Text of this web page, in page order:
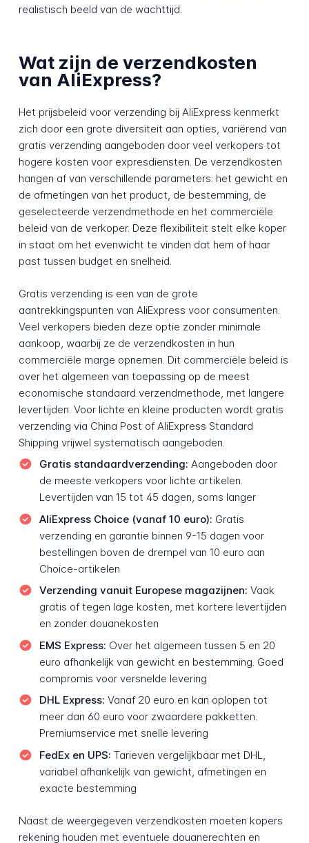
realistisch beeld van de wachttijd.
Wat zijn de verzendkosten
van AliExpress?
Het prijsbeleid voor verzending bij AliExpress kenmerkt
zich door een grote diversiteit aan opties, variërend van
gratis verzending aangeboden door veel verkopers tot
hogere kosten voor expresdiensten. De verzendkosten
hangen af van verschillende parameters: het gewicht en
de afmetingen van het product, de bestemming, de
geselecteerde verzendmethode en het commerciële
beleid van de verkoper. Deze flexibiliteit stelt elke koper
in staat om het evenwicht te vinden dat hem of haar
past tussen budget en snelheid.
Gratis verzending is een van de grote
aantrekkingspunten van AliExpress voor consumenten.
Veel verkopers bieden deze optie zonder minimale
aankoop, waarbij ze de verzendkosten in hun
commerciële marge opnemen. Dit commerciële beleid is
over het algemeen van toepassing op de meest
economische standaard verzendmethode, met langere
levertijden. Voor lichte en kleine producten wordt gratis
verzending via China Post of AliExpress Standard
Shipping vrijwel systematisch aangeboden.
Gratis standaardverzending: Aangeboden door
de meeste verkopers voor lichte artikelen.
Levertijden van 15 tot 45 dagen, soms langer
AliExpress Choice (vanaf 10 euro): Gratis
verzending en garantie binnen 9-15 dagen voor
bestellingen boven de drempel van 10 euro aan
Choice-artikelen
Verzending vanuit Europese magazijnen: Vaak
gratis of tegen lage kosten, met kortere levertijden
en zonder douanekosten
EMS Express: Over het algemeen tussen 5 en 20
euro afhankelijk van gewicht en bestemming. Goed
compromis voor versnelde levering
DHL Express: Vanaf 20 euro en kan oplopen tot
meer dan 60 euro voor zwaardere pakketten.
Premiumservice met snelle levering
FedEx en UPS: Tarieven vergelijkbaar met DHL,
variabel afhankelijk van gewicht, afmetingen en
exacte bestemming
Naast de weergegeven verzendkosten moeten kopers
rekening houden met eventuele douanerechten en